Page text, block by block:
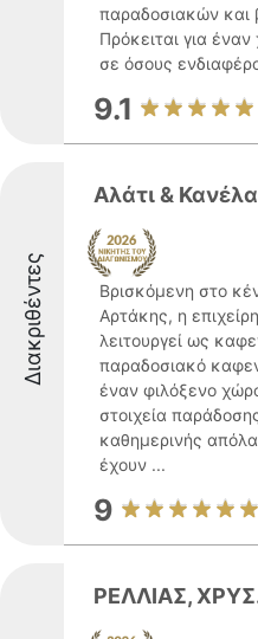
παραδοσιακών και
Πρόκειται για
σε όσους
9.1
Διακριθέντες
Αλάτι & Κανέλα
Βρισκόμενη στο
Αρτάκης, η
λειτουργεί ως
παραδοσιακό
έναν φιλόξενο
στοιχεία
καθημερινής
έχουν ...
9
ΡΕΛΛΙΑΣ,